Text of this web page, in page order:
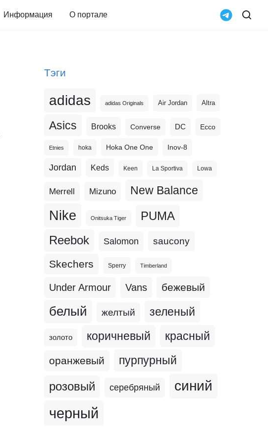
Информация О портале
Тэги
adidas adidas Originals Air Jordan Altra
Asics Brooks Converse DC Ecco
Etnies hoka Hoka One One Inov-8
Jordan Keds Keen La Sportiva Lowa
Merrell Mizuno New Balance
Nike Onitsuka Tiger PUMA
Reebok Salomon saucony
Skechers Sperry Timberland
Under Armour Vans бежевый
белый желтый зеленый
золото коричневый красный
оранжевый пурпурный
розовый серебряный синий
черный